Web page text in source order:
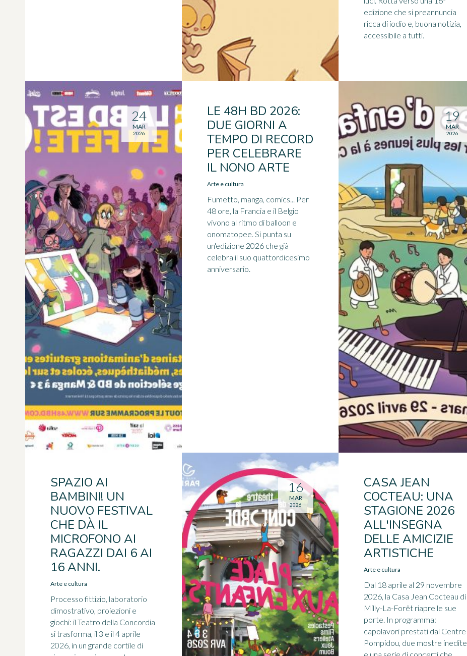
edizione che si preannuncia
ricca di iodio e, buona notizia,
accessibile a tutti.
LE 48H BD 2026:
DUE GIORNI A
TEMPO DI RECORD
PER CELEBRARE
IL NONO ARTE
Arte e cultura
Fumetto, manga, comics... Per
48 ore, la Francia e il Belgio
vivono al ritmo di balloon e
onomatopee. Si punta su
un'edizione 2026 che già
celebra il suo quattordicesimo
anniversario.
24
MAR
2026
19
MAR
2026
SPAZIO AI
BAMBINI! UN
NUOVO FESTIVAL
CHE DÀ IL
MICROFONO AI
RAGAZZI DAI 6 AI
16 ANNI.
Arte e cultura
Processo fittizio, laboratorio
dimostrativo, proiezioni e
giochi: il Teatro della Concordia
si trasforma, il 3 e il 4 aprile
2026, in un grande cortile di
16
MAR
2026
CASA JEAN
COCTEAU: UNA
STAGIONE 2026
ALL'INSEGNA
DELLE AMICIZIE
ARTISTICHE
Arte e cultura
Dal 18 aprile al 29 novembre
2026, la Casa Jean Cocteau di
Milly-La-Forêt riapre le sue
porte. In programma:
capolavori prestati dal Centre
Pompidou, due mostre inedite